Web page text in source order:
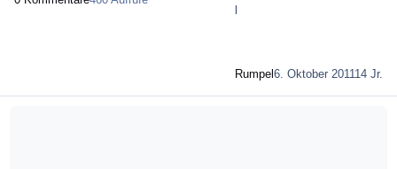
Rumpel6. Oktober 201114 Jr.